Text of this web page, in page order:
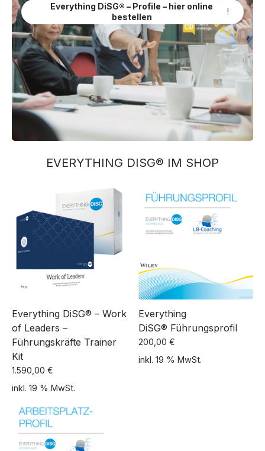
Everything DiSG® – Profile – hier online
bestellen
!
EVERYTHING DISG® IM SHOP
Everything DiSG® – Work
of Leaders –
Führungskräfte Trainer
Kit
1.590,00 €
inkl. 19 % MwSt.
Everything
DiSG® Führungsprofil
200,00 €
inkl. 19 % MwSt.